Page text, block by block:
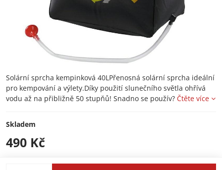
Solární sprcha kempinková 40LPřenosná solární sprcha ideální
pro kempování a výlety.Díky použití slunečního světla ohřívá
vodu až na přibližně 50 stupňů! Snadno se použív? Čtěte více
Skladem
490 Kč